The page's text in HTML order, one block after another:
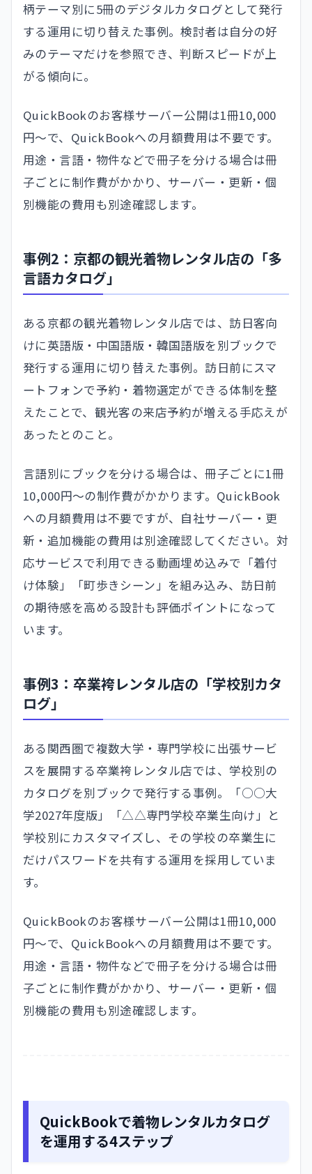
柄テーマ別に5冊のデジタルカタログとして発行
する運用に切り替えた事例。検討者は自分の好
みのテーマだけを参照でき、判断スピードが上
がる傾向に。
QuickBookのお客様サーバー公開は1冊10,000
円〜で、QuickBookへの月額費用は不要です。
用途・言語・物件などで冊子を分ける場合は冊
子ごとに制作費がかかり、サーバー・更新・個
別機能の費用も別途確認します。
事例2：京都の観光着物レンタル店の「多
言語カタログ」
ある京都の観光着物レンタル店では、訪日客向
けに英語版・中国語版・韓国語版を別ブックで
発行する運用に切り替えた事例。訪日前にスマ
ートフォンで予約・着物選定ができる体制を整
えたことで、観光客の来店予約が増える手応えが
あったとのこと。
言語別にブックを分ける場合は、冊子ごとに1冊
10,000円〜の制作費がかかります。QuickBook
への月額費用は不要ですが、自社サーバー・更
新・追加機能の費用は別途確認してください。対
応サービスで利用できる動画埋め込みで「着付
け体験」「町歩きシーン」を組み込み、訪日前
の期待感を高める設計も評価ポイントになって
います。
事例3：卒業袴レンタル店の「学校別カタ
ログ」
ある関西圏で複数大学・専門学校に出張サービ
スを展開する卒業袴レンタル店では、学校別の
カタログを別ブックで発行する事例。「○○大
学2027年度版」「△△専門学校卒業生向け」と
学校別にカスタマイズし、その学校の卒業生に
だけパスワードを共有する運用を採用していま
す。
QuickBookのお客様サーバー公開は1冊10,000
円〜で、QuickBookへの月額費用は不要です。
用途・言語・物件などで冊子を分ける場合は冊
子ごとに制作費がかかり、サーバー・更新・個
別機能の費用も別途確認します。
QuickBookで着物レンタルカタログ
を運用する4ステップ